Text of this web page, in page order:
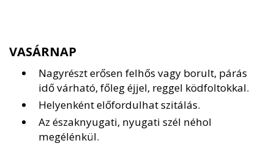
VASÁRNAP
Nagyrészt erősen felhős vagy borult, párás
idő várható, főleg éjjel, reggel ködfoltokkal.
Helyenként előfordulhat szitálás.
Az északnyugati, nyugati szél néhol
megélénkül.